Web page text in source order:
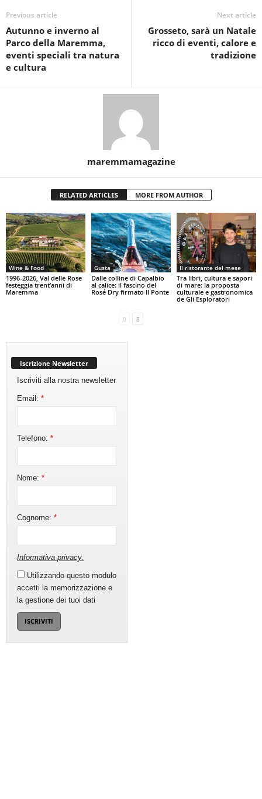
Previous article
Autunno e inverno al
Parco della Maremma,
eventi speciali tra natura
e cultura
Next article
Grosseto, sarà un Natale
ricco di eventi, calore e
tradizione
maremmamagazine
RELATED ARTICLES MORE FROM AUTHOR
Wine & Food
1996-2026, Val delle Rose
festeggia trent’anni di
Maremma
Gusta
Dalle colline di Capalbio
al calice: il fascino del
Rosé Dry firmato Il Ponte
Il ristorante del mese
Tra libri, cultura e sapori
di mare: la proposta
culturale e gastronomica
de Gli Esploratori
Iscrizione Newsletter
Iscriviti alla nostra newsletter
Email:*
Telefono:*
Nome:*
Cognome:*
Informativa privacy.
Utilizzando questo modulo
accetti la memorizzazione e
la gestione dei tuoi dati